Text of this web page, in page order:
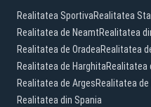
Realitatea SportivaRealitatea
Realitatea de NeamtRealitatea
Realitatea de OradeaRealitatea
Realitatea de HarghitaRealitatea
Realitatea de ArgesRealitatea de
Realitatea din Spania